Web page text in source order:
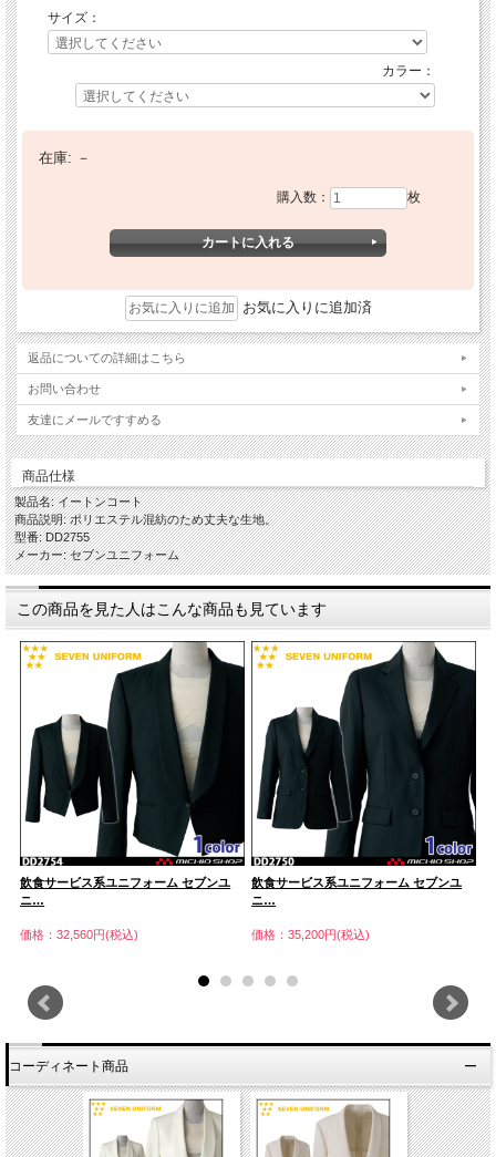
サイズ：
カラー：
在庫: －
購入数： 枚
お気に入りに追加済
返品についての詳細はこちら
お問い合わせ
友達にメールですすめる
商品仕様
製品名: イートンコート
商品説明: ポリエステル混紡のため丈夫な生地。
型番: DD2755
メーカー: セブンユニフォーム
この商品を見た人はこんな商品も見ています
飲食サービス系ユニフォーム セブンユ
ニ…
価格：32,560円(税込)
飲食サービス系ユニフォーム セブンユ
ニ…
価格：35,200円(税込)
コーディネート商品